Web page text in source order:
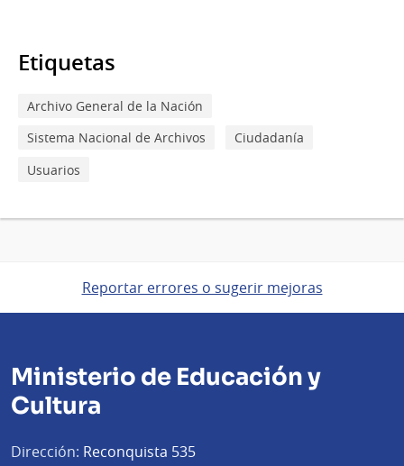
Etiquetas
Archivo General de la Nación
Sistema Nacional de Archivos
Ciudadanía
Usuarios
Reportar errores o sugerir mejoras
Ministerio de Educación y
Cultura
Dirección: Reconquista 535